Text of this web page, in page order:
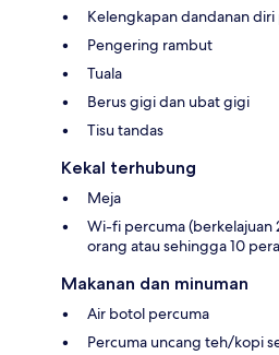
Kelengkapan dandanan
Pengering rambut
Tuala
Berus gigi dan ubat gigi
Tisu tandas
Kekal terhubung
Meja
Wi-fi percuma (berkelajuan
orang atau sehingga 10
Makanan dan minuman
Air botol percuma
Percuma uncang teh/kopi